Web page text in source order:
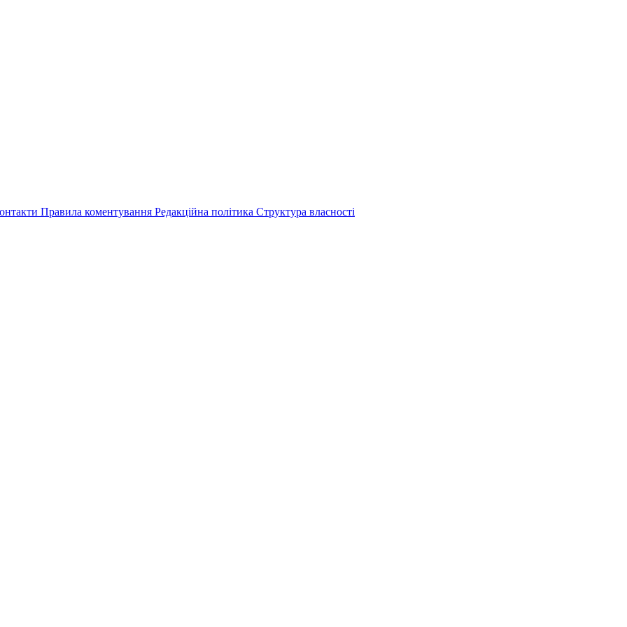
Правила коментування Редакційна політика Структура власності